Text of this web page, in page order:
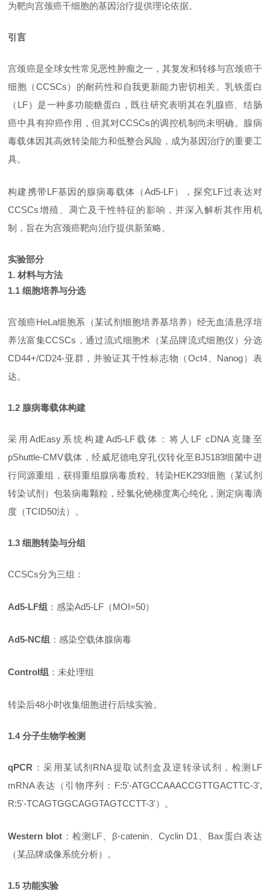
为靶向宫颈癌干细胞的基因治疗提供理论依据。
引言
宫颈癌是全球女性常见恶性肿瘤之一，其复发和转移与宫颈癌干
细胞（CCSCs）的耐药性和自我更新能力密切相关。乳铁蛋白
（LF）是一种多功能糖蛋白，既往研究表明其在乳腺癌、结肠
癌中具有抑癌作用，但其对CCSCs的调控机制尚未明确。腺病
毒载体因其高效转染能力和低整合风险，成为基因治疗的重要工
具。
构建携带LF基因的腺病毒载体（Ad5-LF），探究LF过表达对
CCSCs增殖、凋亡及干性特征的影响，并深入解析其作用机
制，旨在为宫颈癌靶向治疗提供新策略。
实验部分
1. 材料与方法
1.1 细胞培养与分选
宫颈癌HeLa细胞系（某试剂细胞培养基培养）经无血清悬浮培
养法富集CCSCs，通过流式细胞术（某品牌流式细胞仪）分选
CD44+/CD24-亚群，并验证其干性标志物（Oct4、Nanog）表
达。
1.2 腺病毒载体构建
采用AdEasy系统构建Ad5-LF载体：将人LF cDNA克隆至
pShuttle-CMV载体，经威尼德电穿孔仪转化至BJ5183细菌中进
行同源重组，获得重组腺病毒质粒。转染HEK293细胞（某试剂
转染试剂）包装病毒颗粒，经氯化铯梯度离心纯化，测定病毒滴
度（TCID50法）。
1.3 细胞转染与分组
CCSCs分为三组：
Ad5-LF组 ：感染Ad5-LF（MOI=50）
Ad5-NC组 ：感染空载体腺病毒
Control组 ：未处理组
转染后48小时收集细胞进行后续实验。
1.4 分子生物学检测
qPCR ：采用某试剂 RNA提取试剂盒及逆转录试剂，检测LF
mRNA表达（引物序列：F:5'-ATGCCAAACCGTTGACTTC-3',
R:5'-TCAGTGGCAGGTAGTCCTT-3'）。
Western blot ：检测 LF、β-catenin、Cyclin D1、Bax蛋白表达
（某品牌成像系统分析）。
1.5 功能实验